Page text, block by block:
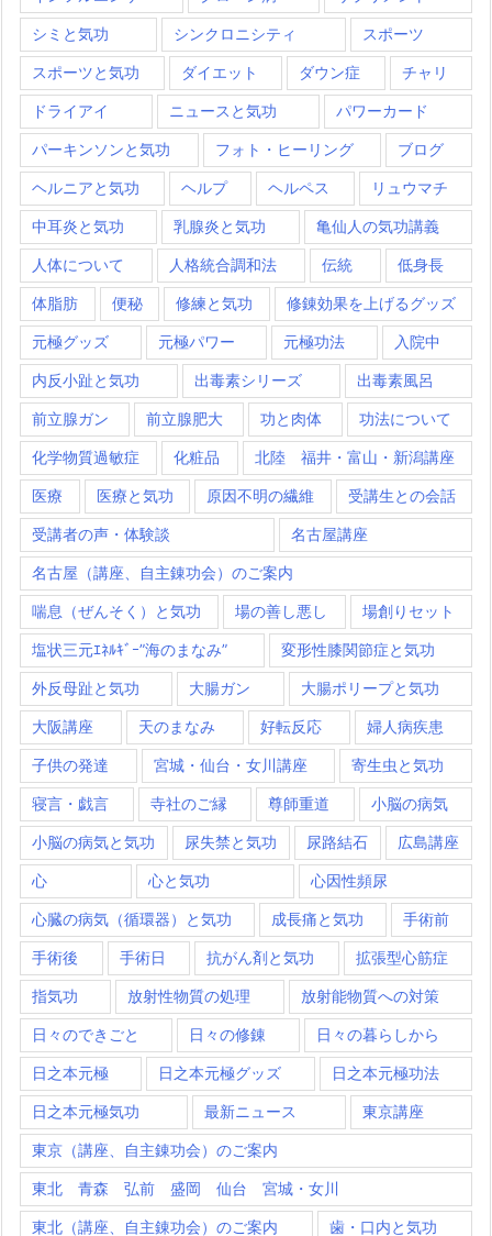
シミと気功 シンクロニシティ スポーツ
スポーツと気功 ダイエット ダウン症 チャリ
ドライアイ ニュースと気功 パワーカード
パーキンソンと気功 フォト・ヒーリング ブログ
ヘルニアと気功 ヘルプ ヘルペス リュウマチ
中耳炎と気功 乳腺炎と気功 亀仙人の気功講義
人体について 人格統合調和法 伝統 低身長
体脂肪 便秘 修練と気功 修錬効果を上げるグッズ
元極グッズ 元極パワー 元極功法 入院中
内反小趾と気功 出毒素シリーズ 出毒素風呂
前立腺ガン 前立腺肥大 功と肉体 功法について
化学物質過敏症 化粧品 北陸 福井・富山・新潟講座
医療 医療と気功 原因不明の繊維 受講生との会話
受講者の声・体験談 名古屋講座
名古屋（講座、自主錬功会）のご案内
喘息（ぜんそく）と気功 場の善し悪し 場創りセット
塩状三元ｴﾈﾙｷﾞｰ”海のまなみ” 変形性膝関節症と気功
外反母趾と気功 大腸ガン 大腸ポリープと気功
大阪講座 天のまなみ 好転反応 婦人病疾患
子供の発達 宮城・仙台・女川講座 寄生虫と気功
寝言・戯言 寺社のご縁 尊師重道 小脳の病気
小脳の病気と気功 尿失禁と気功 尿路結石 広島講座
心 心と気功 心因性頻尿
心臓の病気（循環器）と気功 成長痛と気功 手術前
手術後 手術日 抗がん剤と気功 拡張型心筋症
指気功 放射性物質の処理 放射能物質への対策
日々のできごと 日々の修錬 日々の暮らしから
日之本元極 日之本元極グッズ 日之本元極功法
日之本元極気功 最新ニュース 東京講座
東京（講座、自主錬功会）のご案内
東北 青森 弘前 盛岡 仙台 宮城・女川
東北（講座、自主錬功会）のご案内 歯・口内と気功